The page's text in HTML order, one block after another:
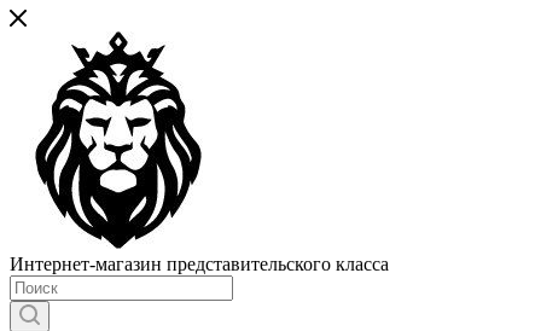
Интернет-магазин представительского класса